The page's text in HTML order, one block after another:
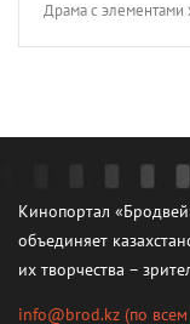
Драма с элементами
Кинопортал
объединяет
их творчества –
info@brod.kz (по